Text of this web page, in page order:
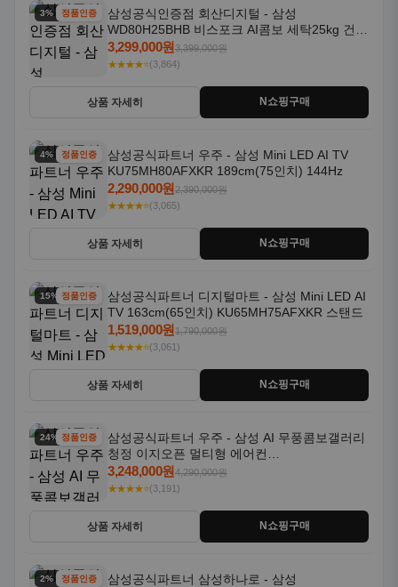
3% 할인정품인증
삼성공식인증점 회산디지털 - 삼성
WD80H25BHB 비스포크 AI콤보 세탁25kg 건조
18kg 26년형 일체형 1등급
3,299,000원3,399,000원
★★★★⭐(3,864)
상품 자세히 N쇼핑구매
4% 할인정품인증
삼성공식파트너 우주 - 삼성 Mini LED AI TV
KU75MH80AFXKR 189cm(75인치) 144Hz
2,290,000원2,390,000원
★★★★⭐(3,065)
상품 자세히 N쇼핑구매
15% 할인정품인증
삼성공식파트너 디지털마트 - 삼성 Mini LED AI
TV 163cm(65인치) KU65MH75AFXKR 스탠드
1,519,000원1,790,000원
★★★★⭐(3,061)
상품 자세히 N쇼핑구매
24% 할인정품인증
삼성공식파트너 우주 - 삼성 AI 무풍콤보갤러리
청정 이지오픈 멀티형 에어컨
AF80F17D22WRS 기본설치포함
3,248,000원4,290,000원
★★★★⭐(3,191)
상품 자세히 N쇼핑구매
2% 할인정품인증
삼성공식파트너 삼성하나로 - 삼성